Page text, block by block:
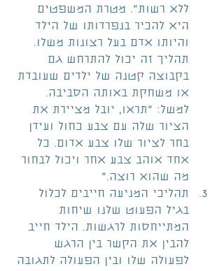
ללא רשות". מטרת המשפטים
היא להכיר בנפרדותו של הילד
והיותו אדם בעל רצונות משלו.
תהליך זה יכול להתרחש גם
בקבוצה קטנה של ילדים שעובדת
או משחקת באותה הסביבה.
למשל: "תראו, יובל מציירת את
הציור שלה עם צבע כחול ועידן
בחר לציור שלו צבע אדום. כל
אחד אוהב צבע אחר ויכול לבחור
מה שהוא רוצה."
תהליכי המניעה חייבים לכלול
בגיל הפעוט שלנו שיחות
המתייחסות לרגשות. הילד חייב
להבין את הקשר בין הרגש
לפעולה שלו ובין הפעולה לתגובה